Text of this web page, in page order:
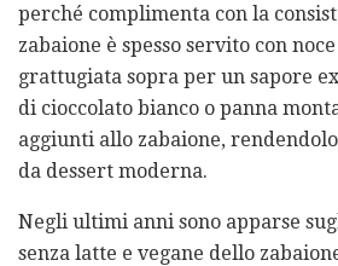
perché complimenta con la
zabaione è spesso servito con
grattugiata sopra per un sapore
di cioccolato bianco o panna
aggiunti allo zabaione,
da dessert moderna.
Negli ultimi anni sono apparse
senza latte e vegane dello